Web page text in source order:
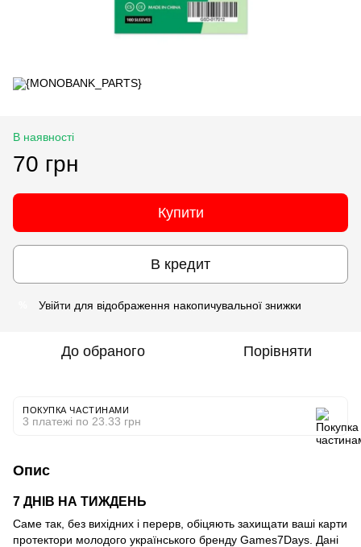
В наявності
70 грн
Купити
В кредит
Увійти для відображення накопичувальної знижки
До обраного Порівняти
ПОКУПКА ЧАСТИНАМИ
3 платежі по 23.33 грн
Опис
7 ДНІВ НА ТИЖДЕНЬ
Саме так, без вихідних і перерв, обіцяють захищати ваші карти
протектори молодого українського бренду Games7Days. Дані